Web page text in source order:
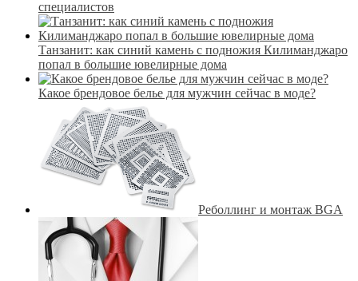
специалистов
Танзанит: как синий камень с подножия Килиманджаро
попал в большие ювелирные дома
Какое брендовое белье для мужчин сейчас в моде?
Реболлинг и монтаж BGA